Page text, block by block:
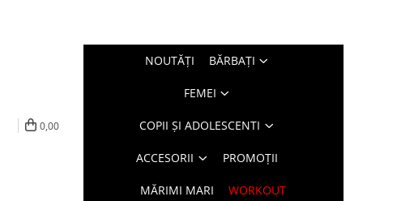
0,00
NOUTĂŢI BĂRBAŢI
FEMEI
COPII ȘI ADOLESCENTI
ACCESORII PROMOȚII
MĂRIMI MARI WORKOUT